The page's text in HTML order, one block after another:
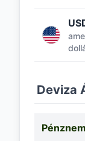
Deviza
Pénznem